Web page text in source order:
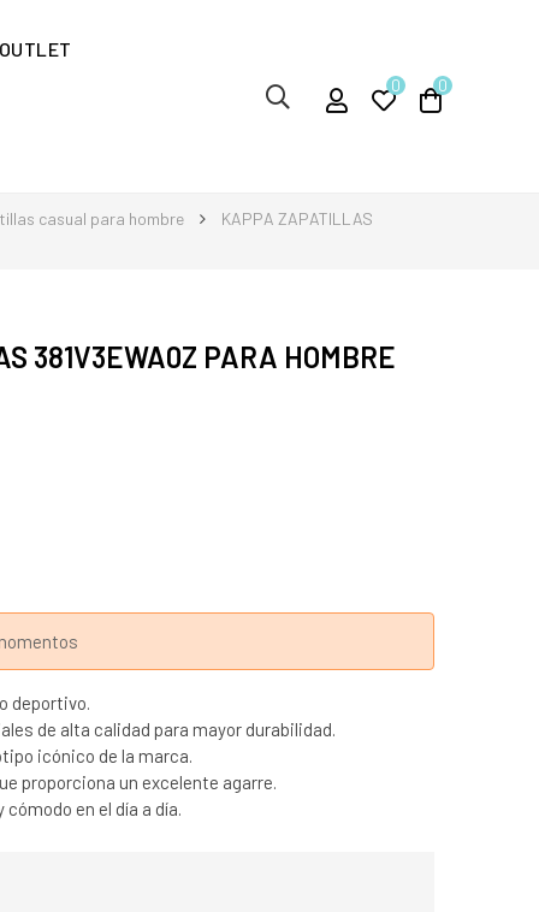
OUTLET
0 0
casual para hombre
KAPPA ZAPATILLAS
381V3EWA0Z PARA HOMBRE
deportivo.
de alta calidad para mayor durabilidad.
icónico de la marca.
proporciona un excelente agarre.
en el día a día.